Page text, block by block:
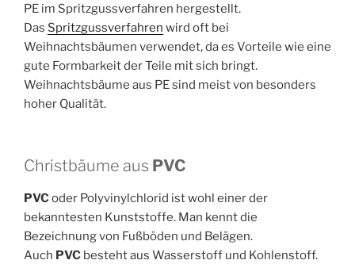
PE im Spritzgussverfahren hergestellt.
Das Spritzgussverfahren wird oft bei
Weihnachtsbäumen verwendet, da es Vorteile wie eine
gute Formbarkeit der Teile mit sich bringt.
Weihnachtsbäume aus PE sind meist von besonders
hoher Qualität.
Christbäume aus PVC
PVCoder Polyvinylchlorid ist wohl einer der
bekanntesten Kunststoffe. Man kennt die
Bezeichnung von Fußböden und Belägen.
Auch PVC besteht aus Wasserstoff und Kohlenstoff.